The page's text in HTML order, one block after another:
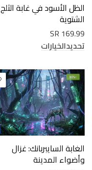
الظل الأسود في غابة الثلج
الشتوية
169.99 SR
تحديدالخيارات
-30%
الغابة السايبربانك: غزال
وأضواء المدينة